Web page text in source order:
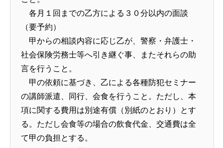
各月１回までの乙方による３０分以内の面談
（要予約）
甲からの相談内容に応じ乙が、警察・弁護士・
社会保険労務士等へ引き継ぐ事、またそれらの助
言を行うこと。
甲の依頼に基づき、乙による各種防犯セミナー
の講師派遣、同行、会食を行うこと。ただし、本
項に関する費用は別途有償（別紙のとおり）とす
る。ただし会食等の場合の飲食代金、交通費は全
て甲の負担とする。